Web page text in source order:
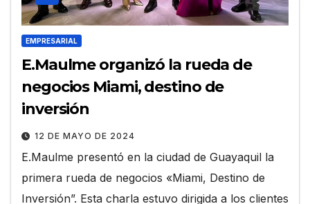
EMPRESARIAL
E.Maulme organizó la rueda de
negocios Miami, destino de
inversión
12 DE MAYO DE 2024
E.Maulme presentó en la ciudad de Guayaquil la
primera rueda de negocios «Miami, Destino de
Inversión”. Esta charla estuvo dirigida a los clientes